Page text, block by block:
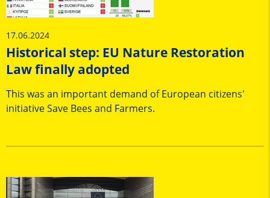
17.06.2024
Historical step: EU Nature Restoration
Law finally adopted
This was an important demand of European citizens'
initiative Save Bees and Farmers.